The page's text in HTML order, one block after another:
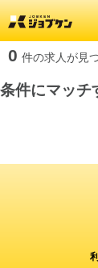
0 件の求人が見
条件にマッチ